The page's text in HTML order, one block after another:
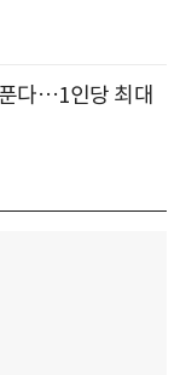
다…1인당 최대